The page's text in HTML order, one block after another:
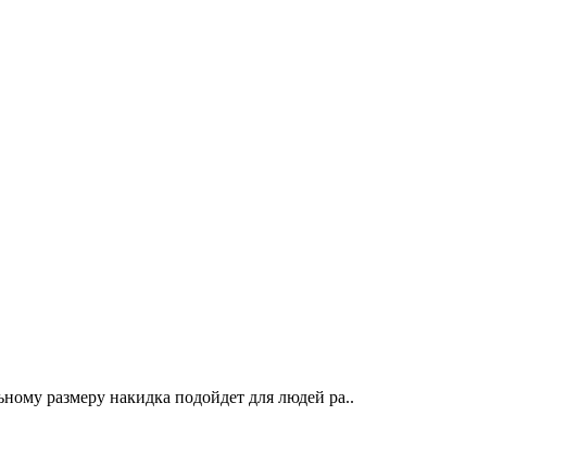
размеру накидка подойдет для людей ра..